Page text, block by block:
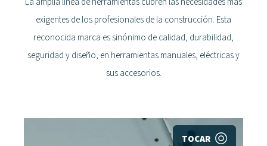
exigentes de los profesionales de la construcción. Esta
reconocida marca es sinónimo de calidad, durabilidad,
seguridad y diseño, en herramientas manuales, eléctricas y
sus accesorios.
TOCAR